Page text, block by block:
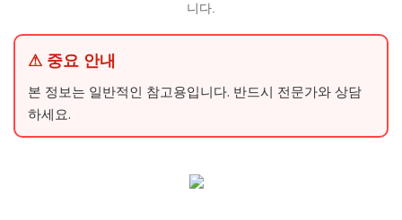
니다.
⚠ 중요 안내
본 정보는 일반적인 참고용입니다. 반드시 전문가와 상담
하세요.